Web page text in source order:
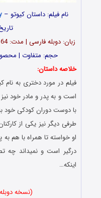
نام فیلم: داستان کیوتو –
تاریخ
زبان: دوبله فارسی | مدت: 64 دقیقه | فاقد زیرنویس | کیفیت: بلوری
حجم: متفاوت | محصول
خلاصه داستان:
فیلم در مورد دختری به نام
است و به پدر و مادر خود
با دوست دوران کودکی خود
طرفی دیگر نیز یکی از
او خواسته تا همراه با هم
درگیر است و نمیداند چه
اینکه…
(نسخه